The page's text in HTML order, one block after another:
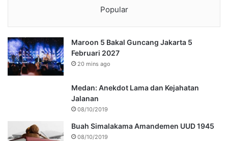
Popular
Maroon 5 Bakal Guncang Jakarta 5
Februari 2027
20 mins ago
Medan: Anekdot Lama dan Kejahatan
Jalanan
08/10/2019
Buah Simalakama Amandemen UUD 1945
08/10/2019